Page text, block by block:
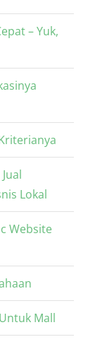
– Yuk,
Lokal
Website
Mall